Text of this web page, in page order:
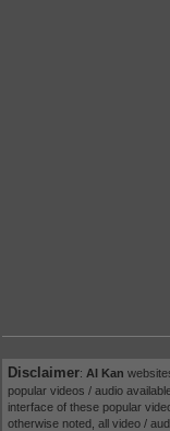
Disclaimer: AI Kan
popular videos / audio
interface of these popular
otherwise noted, all video /